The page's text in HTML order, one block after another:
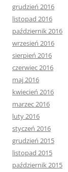
grudzień 2016
listopad 2016
październik 2016
wrzesień 2016
sierpień 2016
czerwiec 2016
maj 2016
kwiecień 2016
marzec 2016
luty 2016
styczeń 2016
grudzień 2015
listopad 2015
październik 2015